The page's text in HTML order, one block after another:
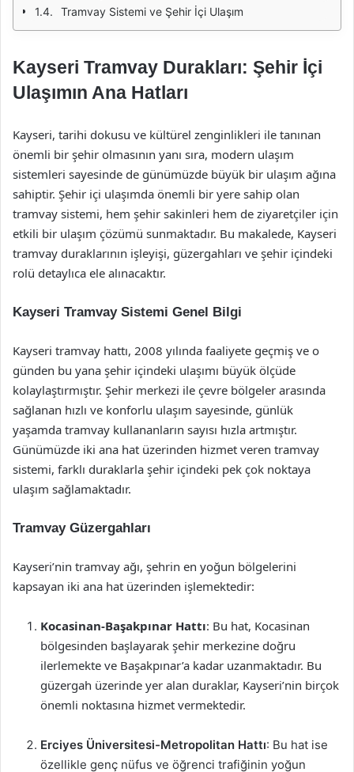
Tramvay Sistemi ve Şehir İçi Ulaşım
Kayseri Tramvay Durakları: Şehir İçi
Ulaşımın Ana Hatları
Kayseri, tarihi dokusu ve kültürel zenginlikleri ile tanınan
önemli bir şehir olmasının yanı sıra, modern ulaşım
sistemleri sayesinde de günümüzde büyük bir ulaşım ağına
sahiptir. Şehir içi ulaşımda önemli bir yere sahip olan
tramvay sistemi, hem şehir sakinleri hem de ziyaretçiler için
etkili bir ulaşım çözümü sunmaktadır. Bu makalede, Kayseri
tramvay duraklarının işleyişi, güzergahları ve şehir içindeki
rolü detaylıca ele alınacaktır.
Kayseri Tramvay Sistemi Genel Bilgi
Kayseri tramvay hattı, 2008 yılında faaliyete geçmiş ve o
günden bu yana şehir içindeki ulaşımı büyük ölçüde
kolaylaştırmıştır. Şehir merkezi ile çevre bölgeler arasında
sağlanan hızlı ve konforlu ulaşım sayesinde, günlük
yaşamda tramvay kullananların sayısı hızla artmıştır.
Günümüzde iki ana hat üzerinden hizmet veren tramvay
sistemi, farklı duraklarla şehir içindeki pek çok noktaya
ulaşım sağlamaktadır.
Tramvay Güzergahları
Kayseri’nin tramvay ağı, şehrin en yoğun bölgelerini
kapsayan iki ana hat üzerinden işlemektedir:
Kocasinan-Başakpınar Hattı: Bu hat, Kocasinan
bölgesinden başlayarak şehir merkezine doğru
ilerlemekte ve Başakpınar’a kadar uzanmaktadır. Bu
güzergah üzerinde yer alan duraklar, Kayseri’nin birçok
önemli noktasına hizmet vermektedir.
Erciyes Üniversitesi-Metropolitan Hattı: Bu hat ise
özellikle genç nüfus ve öğrenci trafiğinin yoğun